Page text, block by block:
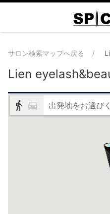
サロン検索マップへ戻る
Lien
出発地をお選び